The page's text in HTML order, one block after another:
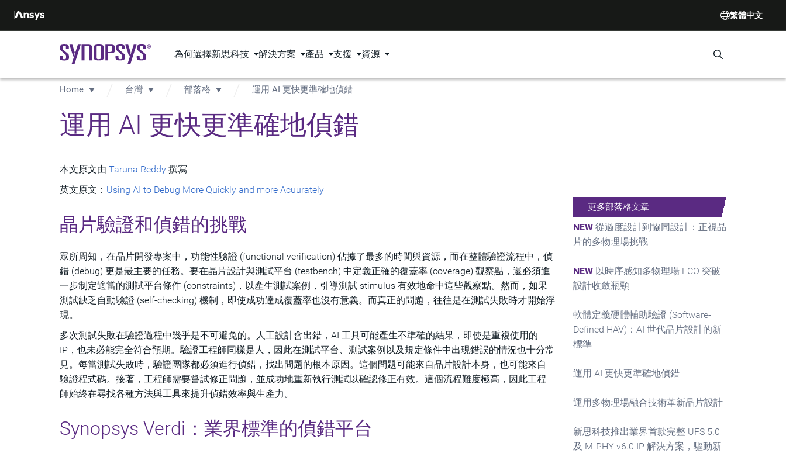
繁體中文
為何選擇新思科技 解決方案 產品 支援 資源 Search
Home 台灣 部落格 運用 AI 更快更準確地偵錯
運用 AI 更快更準確地偵錯
本文原文由 Taruna Reddy 撰寫
英文原文： Using AI to Debug More Quickly and more Acuurately
晶片驗證和偵錯的挑戰
眾所周知，在晶片開發專案中，功能性驗證 (functional verification) 佔據了最多的時間與資源，而在整體驗證流程中，偵
錯 (debug) 更是最主要的任務。要在晶片設計與測試平台 (testbench) 中定義正確的覆蓋率 (coverage) 觀察點，還必須進
一步制定適當的測試平台條件 (constraints)，以產生測試案例，引導測試 stimulus 有效地命中這些觀察點。然而，如果
測試缺乏自動驗證 (self-checking) 機制，即使成功達成覆蓋率也沒有意義。而真正的問題，往往是在測試失敗時才開始浮
現。
多次測試失敗在驗證過程中幾乎是不可避免的。人工設計會出錯，AI 工具可能產生不準確的結果，即使是重複使用的
IP，也未必能完全符合預期。驗證工程師同樣是人，因此在測試平台、測試案例以及規定條件中出現錯誤的情況也十分常
見。每當測試失敗時，驗證團隊都必須進行偵錯，找出問題的根本原因。這個問題可能來自晶片設計本身，也可能來自
驗證程式碼。接著，工程師需要嘗試修正問題，並成功地重新執行測試以確認修正有效。這個流程難度極高，因此工程
師始終在尋找各種方法與工具來提升偵錯效率與生產力。
Synopsys Verdi：業界標準的偵錯平台
更多部落格文章
NEW 從過度設計到協同設計：正視晶
片的多物理場挑戰
NEW 以時序感知多物理場 ECO 突破
設計收斂瓶頸
軟體定義硬體輔助驗證 (Software-
Defined HAV)：AI 世代晶片設計的新
標準
運用 AI 更快更準確地偵錯
運用多物理場融合技術革新晶片設計
新思科技推出業界首款完整 UFS 5.0
及 M-PHY v6.0 IP 解決方案，驅動新